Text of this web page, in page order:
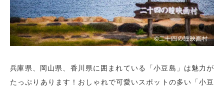
兵庫県、岡 山県、香川県に囲まれている「小豆島」は魅力が
たっぷりあります！おしゃれで可愛いスポットの多い「小豆